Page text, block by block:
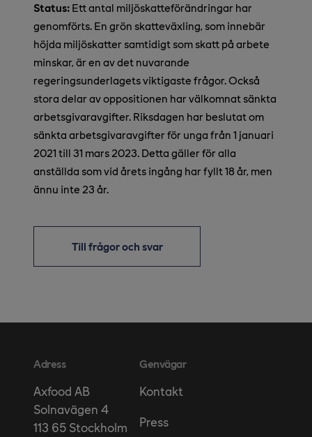
Status: Ett antal miljöskatteförändringar har
genomförts. En grön skatteväxling, som innebär
höjda miljöskatter samtidigt som skatt på arbete
minskar, är en av det nuvarande
regeringsunderlagets viktigaste frågor. Också
stora delar av oppositionen har välkomnat sänkta
arbetsgivaravgifter. Riksdagen har beslutat om
sänkta arbetsgivaravgifter för unga från 1 januari
2021 till 31 mars 2023. Detta gäller för alla
anställda som vid årets ingång har fyllt 18 år, men
ännu inte 23 år.
Till frågor och svar
Adress
Axfood AB
Solnavägen 4
113 65 Stockholm
Genvägar
Kontakt
Press